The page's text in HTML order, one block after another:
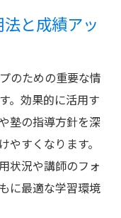
集
計画の立て方
スを得るための
と成績アッ
のための重要な情
。効果的に活用す
塾の指導方針を深
やすくなります。
状況や講師のフォ
に最適な学習環境